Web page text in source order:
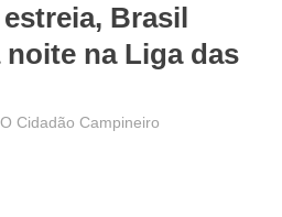
Brasil
na Liga das
O Cidadão Campineiro